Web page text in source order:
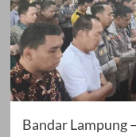
Bandar Lampung